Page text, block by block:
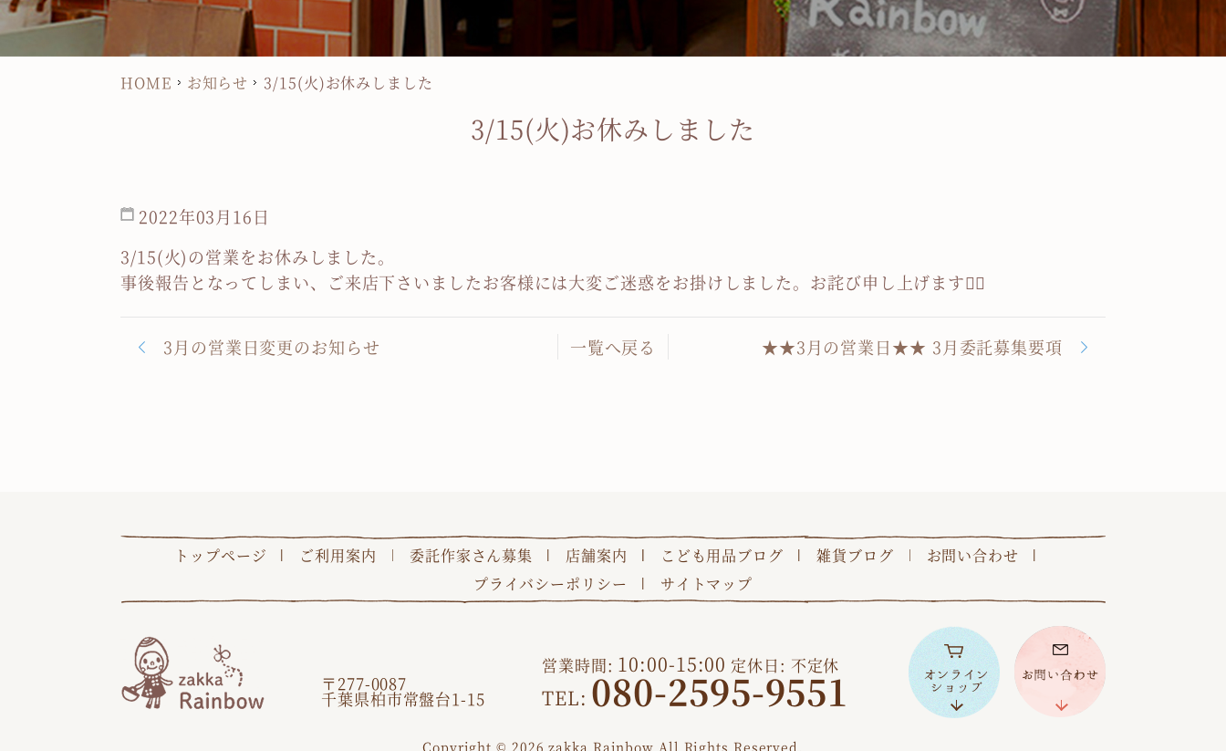
HOME お知らせ 3/15(火)お休みしました
3/15(火)お休みしました
2022年03月16日
3/15(火)の営業をお休みしました。
事後報告となってしまい、ご来店下さいましたお客様には大変ご迷惑をお掛けしました。お詫び申し上げます🙇‍♀️
3月の営業日変更のお知らせ 一覧へ戻る ★★3月の営業日★★ 3月委託募集要項
トップページ ご利用案内 委託作家さん募集 店舗案内 こども用品ブログ 雑貨ブログ
お問い合わせ
プライバシーポリシー
サイトマップ
〒277-0087
千葉県柏市常盤台1-15
営業時間 10:00-15:00 定休日 不定休
TEL 080-2595-9551
Copyright © 2026zakka Rainbow All Rights Reserved.